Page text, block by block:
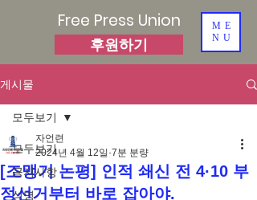
Free Press Union
후원하기
ME
NU
게시물
모두보기
공지사항
성명
모두보기
[조맹기 논평] 인적 쇄신 전 4·10 부
정선거부터 바로 잡아야.
자언련
2024년 4월 12일 7분 분량